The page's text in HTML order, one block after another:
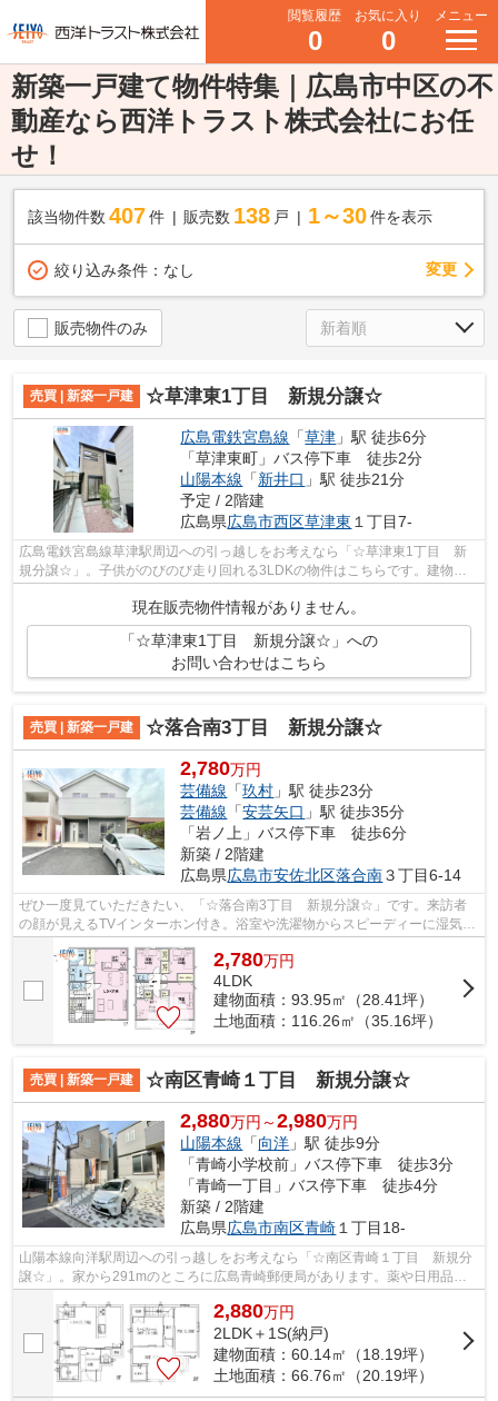
閲覧履歴
0
お気に入り
0
メニュー
新築一戸建て物件特集｜広島市中区の不
動産なら西洋トラスト株式会社にお任
せ！
該当物件数 407件 販売数 138 戸 1～30 件を表示
絞り込み条件： なし 変更
販売物件のみ
売買 | 新築一戸建 ☆草津東1丁目 新規分譲☆
広島電鉄宮島線 「草津 」駅 徒歩6分
「草津東町」バス停下車 徒歩2分
山陽本線 「新井口 」駅 徒歩21分
予定 / 2階建
広島県広島市西区草津東 １丁目7-
広島電鉄宮島線草津駅周辺への引っ越しをお考えなら「☆草津東1丁目 新
規分譲☆」。子供がのびのび走り回れる3LDKの物件はこちらです。建物面
現在販売物件情報がありません。
「☆草津東1丁目 新規分譲☆」への
お問い合わせはこちら
売買 | 新築一戸建 ☆落合南3丁目 新規分譲☆
2,780万円
芸備線 「玖村 」駅 徒歩23分
芸備線 「安芸矢口 」駅 徒歩35分
「岩ノ上」バス停下車 徒歩6分
新築 / 2階建
広島県広島市安佐北区落合南３丁目6-14
ぜひ一度見ていただきたい、「☆落合南3丁目 新規分譲☆」です。来訪者
の顔が見えるTVインターホン付き。浴室や洗濯物からスピーディーに湿気を
2,780万円
4LDK
建物面積：93.95㎡（28.41坪）
土地面積：116.26㎡（35.16坪）
売買 | 新築一戸建 ☆南区青崎１丁目 新規分譲☆
2,880万円～2,980万円
山陽本線 「向洋 」駅 徒歩9分
「青崎小学校前」バス停下車 徒歩3分
「青崎一丁目」バス停下車 徒歩4分
新築 / 2階建
広島県広島市南区青崎 １丁目18-
山陽本線向洋駅周辺への引っ越しをお考えなら「☆南区青崎１丁目 新規分
譲☆」。家から291mのところに広島青崎郵便局があります。薬や日用品を
買うのに便利な高山薬局まで245mです。広...
2,880万円
2LDK＋1S(納戸)
建物面積：60.14㎡（18.19坪）
土地面積：66.76㎡（20.19坪）